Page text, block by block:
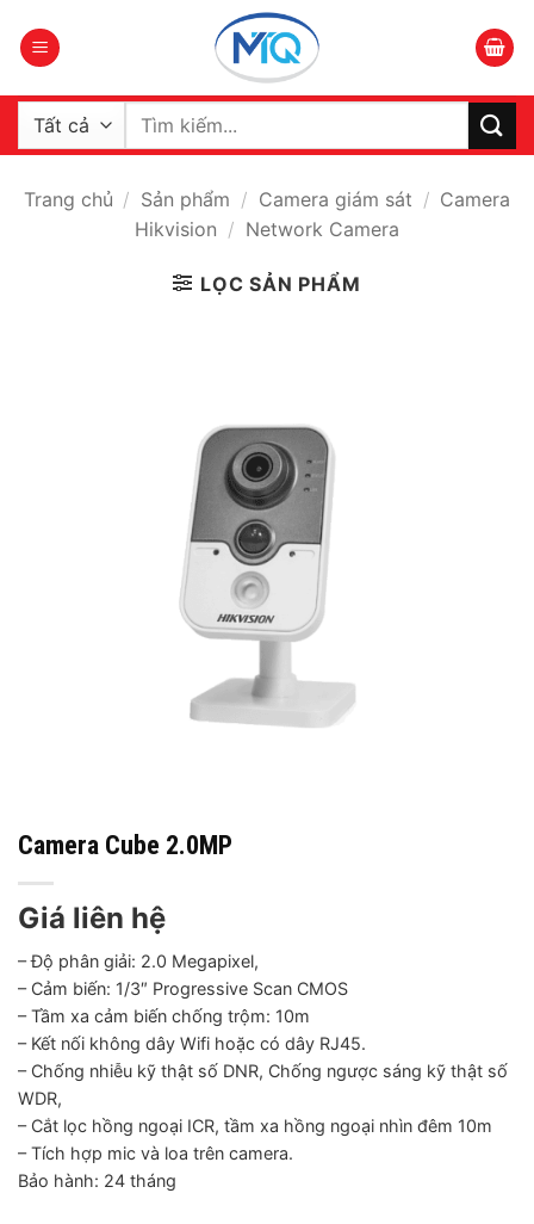
qua
dung
Tìm
Trang chủ / Sản phẩm / Camera giám sát / Camera
Hikvision / Network Camera
LỌC SẢN PHẨM
Camera Cube 2.0MP
Giá liên hệ
– Độ phân giải: 2.0 Megapixel,
– Cảm biến: 1/3″ Progressive Scan CMOS
– Tầm xa cảm biến chống trộm: 10m
– Kết nối không dây Wifi hoặc có dây RJ45.
– Chống nhiễu kỹ thật số DNR, Chống ngược sáng kỹ thật số
WDR,
– Cắt lọc hồng ngoại ICR, tầm xa hồng ngoại nhìn đêm 10m
– Tích hợp mic và loa trên camera.
Bảo hành: 24 tháng